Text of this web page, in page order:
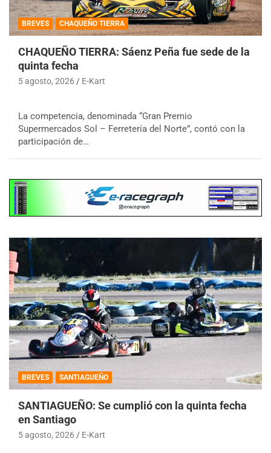
BREVES CHAQUEÑO TIERRA
CHAQUEÑO TIERRA: Sáenz Peña fue sede de la
quinta fecha
5 agosto, 2026 E-Kart
La competencia, denominada “Gran Premio
Supermercados Sol – Ferretería del Norte”, contó con la
participación de…
BREVES SANTIAGUEÑO
SANTIAGUEÑO: Se cumplió con la quinta fecha
en Santiago
5 agosto, 2026 E-Kart